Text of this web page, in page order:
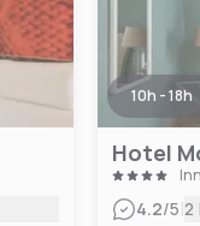
10h - 18h
Hotel
4.2/5|2